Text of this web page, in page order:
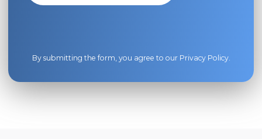
By submitting the form, you agree to our Privacy Policy.